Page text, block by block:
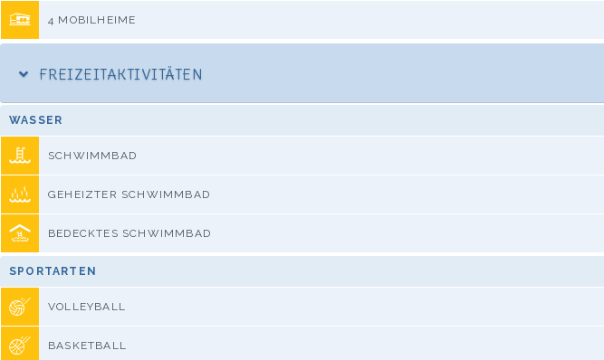
4 MOBILHEIME
FREIZEITAKTIVITÄTEN
WASSER
SCHWIMMBAD
GEHEIZTER SCHWIMMBAD
BEDECKTES SCHWIMMBAD
SPORTARTEN
VOLLEYBALL
BASKETBALL